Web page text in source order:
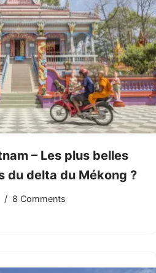
– Les plus belles
du delta du Mékong ?
8 Comments